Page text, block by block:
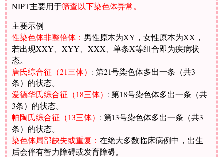
NIPT主要用于筛查以下染色体异常。
主要示例
性染色体非整倍体： 男性原本为XY，女性原本为XX，
若出现XXY、XYY、XXX、单条X等组合即为疾病状
态。
唐氏综合征（21三体） : 第21号染色体多出一条（共3
条）的状态。
爱德华氏综合征（18三体） : 第18号染色体多出一条（共
3条）的状态。
帕陶氏综合征（13三体） : 第13号染色体多出一条（共3
条）的状态。
染色体局部缺失或重复：在绝大多数临床病例中，出生
后会伴有智力障碍或发育障碍。